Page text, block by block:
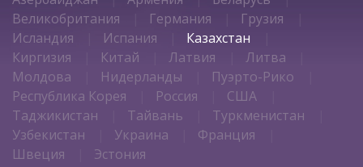
Великобритания
Германия
Грузия
Исландия
Испания
Казахстан
Киргизия
Китай Латвия
Литва
Молдова
Нидерланды
Пуэрто-Рико
Республика Корея
Россия
США
Таджикистан
Тайвань
Туркменистан
Узбекистан
Украина
Франция
Швеция
Эстония